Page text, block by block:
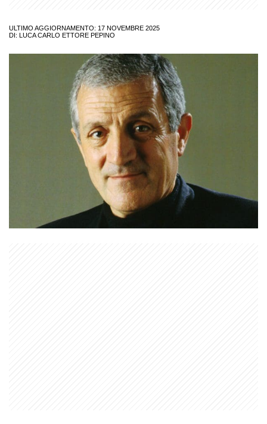
ULTIMO AGGIORNAMENTO: 17 NOVEMBRE 2025
DI: LUCA CARLO ETTORE PEPINO